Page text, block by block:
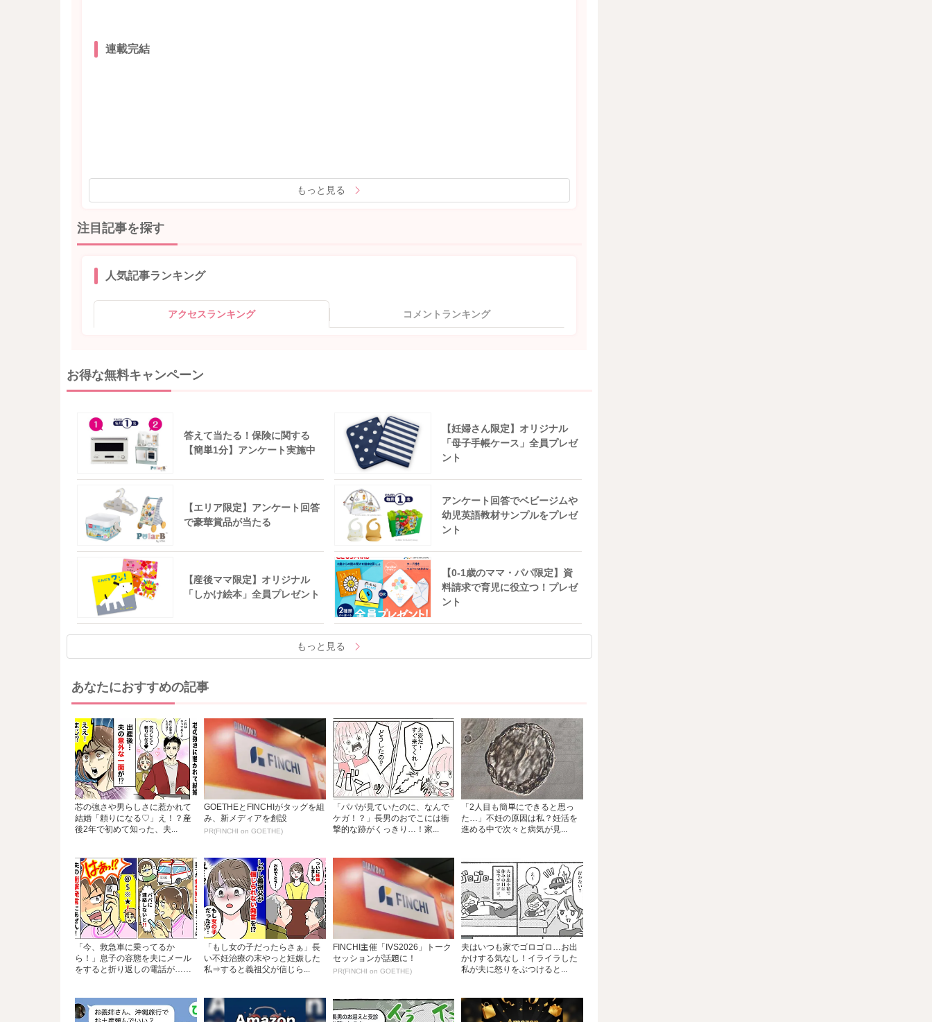
連載完結
もっと見る
注目記事を探す
人気記事ランキング
アクセスランキング コメントランキング
お得な無料キャンペーン
答えて当たる！保険に関する
【簡単1分】アンケート実施中
【妊婦さん限定】オリジナル
「母子手帳ケース」全員プレゼ
ント
【エリア限定】アンケート回答
で豪華賞品が当たる
アンケート回答でベビージムや
幼児英語教材サンプルをプレゼ
ント
【産後ママ限定】オリジナル
「しかけ絵本」全員プレゼント
【0-1歳のママ・パパ限定】資
料請求で育児に役立つ！プレゼ
ント
もっと見る
あなたにおすすめの記事
芯の強さや男らしさに惹かれて
結婚「頼りになる♡」え！？産
後2年で初めて知った、夫...
GOETHEとFINCHIがタッグを組
み、新メディアを創設
PR(FINCHI on GOETHE)
「パパが見ていたのに、なんで
ケガ！？」長男のおでこには衝
撃的な跡がくっきり…！家...
「2人目も簡単にできると思っ
た…」不妊の原因は私？妊活を
進める中で次々と病気が見...
「今、救急車に乗ってるか
ら！」息子の容態を夫にメール
をすると折り返しの電話が…
「もし女の子だったらさぁ」長
い不妊治療の末やっと妊娠した
私⇒すると義祖父が信じら...
FINCHI主催「IVS2026」トーク
セッションが話題に！
PR(FINCHI on GOETHE)
夫はいつも家でゴロゴロ…お出
かけする気なし！イライラした
私が夫に怒りをぶつけると...